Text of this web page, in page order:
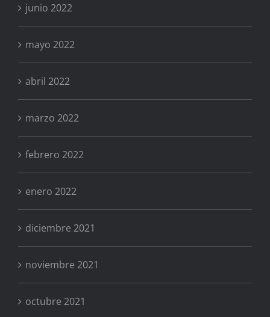
junio 2022
mayo 2022
abril 2022
marzo 2022
febrero 2022
enero 2022
diciembre 2021
noviembre 2021
octubre 2021